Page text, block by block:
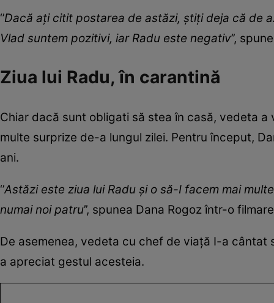
‘’Dacă ați citit postarea de astăzi, știți deja că de
Vlad suntem pozitivi, iar Radu este negativ’’,
Ziua lui Radu, în carantină
Chiar dacă sunt obligati să stea în casă, vedeta
multe surprize de-a lungul zilei. Pentru început,
ani.
‘’Astăzi este ziua lui Radu și o să-I facem mai
numai noi patru’’, spunea Dana Rogoz într-o
De asemenea, vedeta cu chef de viață I-a cântat
a apreciat gestul acesteia.